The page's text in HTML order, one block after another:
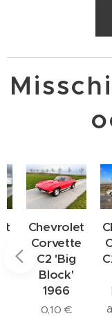
Chevrolet
Corvette
C2 'Big
Block'
1966
0,10€